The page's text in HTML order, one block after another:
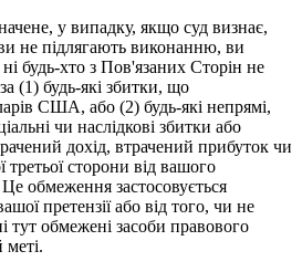
у випадку, якщо суд визнає,
не підлягають виконанню, ви
будь-хто з Пов'язаних Сторін не
(1) будь-які збитки, що
США, або (2) будь-які непрямі,
чи наслідкові збитки або
дохід, втрачений прибуток чи
третьої сторони від вашого
обмеження застосовується
претензії або від того, чи не
тут обмежені засоби правового
меті.